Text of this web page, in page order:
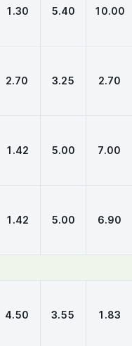
1.30 5.40 10.00
2.70 3.25 2.70
1.42 5.00 7.00
1.42 5.00 6.90
4.50 3.55 1.83